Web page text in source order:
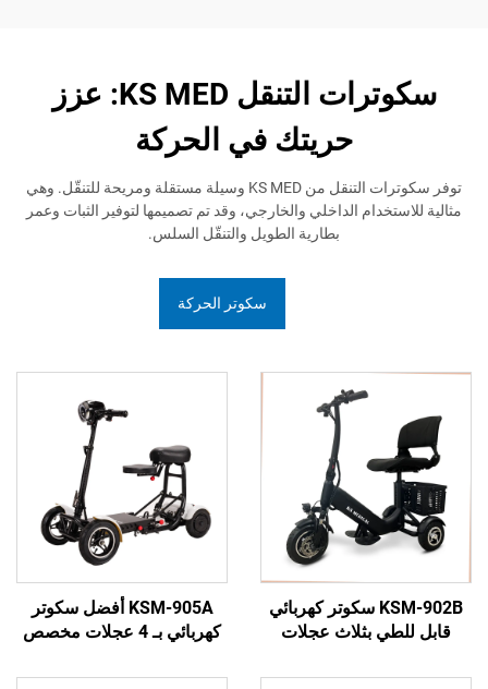
سكوترات التنقل KS MED: عزز
حريتك في الحركة
توفر سكوترات التنقل من KS MED وسيلة مستقلة ومريحة للتنقّل. وهي
الداخلي والخارجي، وقد تم تصميمها لتوفير الثبات وعمر
بطارية الطويل والتنقّل السلس.
KSM-902B سكوتر كهربائي
بثلاث عجلات
سكوتر ثلاثي
KSM-905A أفضل سكوتر
كهربائي بـ 4 عجلات مخصص
بطارية ليثيوم